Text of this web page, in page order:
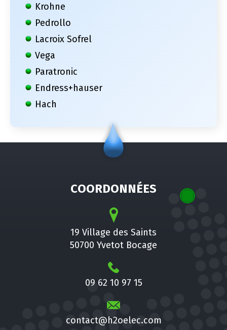
Krohne
Pedrollo
Lacroix Sofrel
Vega
Paratronic
Endress+hauser
Hach
COORDONNÉES
19 Village des Saints
50700 Yvetot Bocage
09 62 10 97 15
contact@h2oelec.com